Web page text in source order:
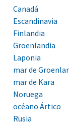
Canadá
Escandinavia
Finlandia
Groenlandia
Laponia
mar de
mar de Kara
Noruega
océano Ártico
Rusia